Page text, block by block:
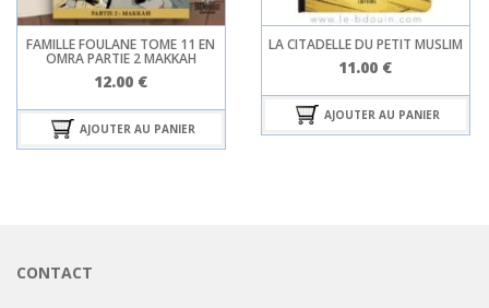
FAMILLE FOULANE TOME 11 EN
OMRA PARTIE 2 MAKKAH
12.00 €
AJOUTER AU PANIER
LA CITADELLE DU PETIT MUSLIM
11.00 €
AJOUTER AU PANIER
CONTACT